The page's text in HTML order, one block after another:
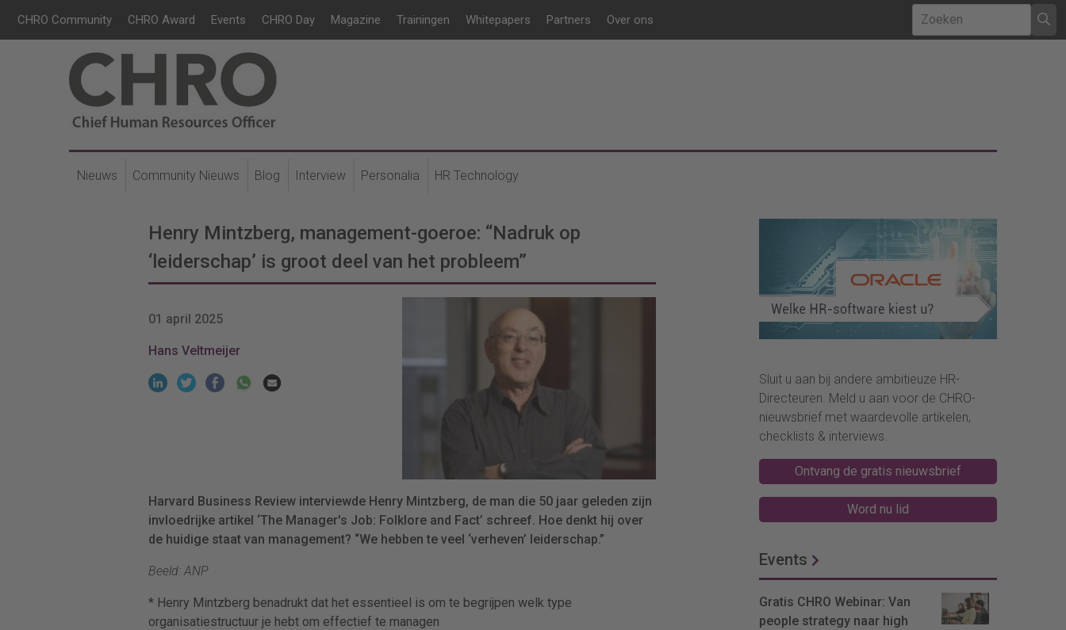
CHRO Community CHRO Award Events CHRO Day Magazine Trainingen Whitepapers Partners Over ons
Nieuws Community Nieuws Blog Interview Personalia HR Technology
Henry Mintzberg, management-goeroe: “Nadruk op
‘leiderschap’ is groot deel van het probleem”
01 april 2025
Hans Veltmeijer
Harvard Business Review interviewde Henry Mintzberg, de man die 50 jaar geleden zijn
invloedrijke artikel ‘The Manager's Job: Folklore and Fact’ schreef. Hoe denkt hij over
de huidige staat van management? “We hebben te veel ‘verheven’ leiderschap.”
Beeld: ANP
* Henry Mintzberg benadrukt dat het essentieel is om te begrijpen welk type
organisatiestructuur je hebt om effectief te managen
Sluit u aan bij andere ambitieuze HR-
Directeuren. Meld u aan voor de CHRO-
nieuwsbrief met waardevolle artikelen,
checklists & interviews.
Ontvang de gratis nieuwsbrief
Word nu lid
Events
Gratis CHRO Webinar: Van
people strategy naar high